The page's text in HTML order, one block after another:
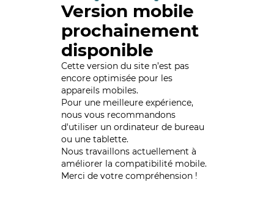
Version mobile
prochainement
disponible
Cette version du site n’est pas
encore optimisée pour les
appareils mobiles.
Pour une meilleure expérience,
nous vous recommandons
d'utiliser un ordinateur de bureau
ou une tablette.
Nous travaillons actuellement à
améliorer la compatibilité mobile.
Merci de votre compréhension !